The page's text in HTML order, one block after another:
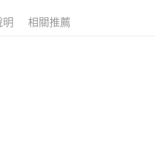
明 相關推薦